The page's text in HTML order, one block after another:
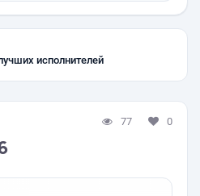
исполнителей
77 0